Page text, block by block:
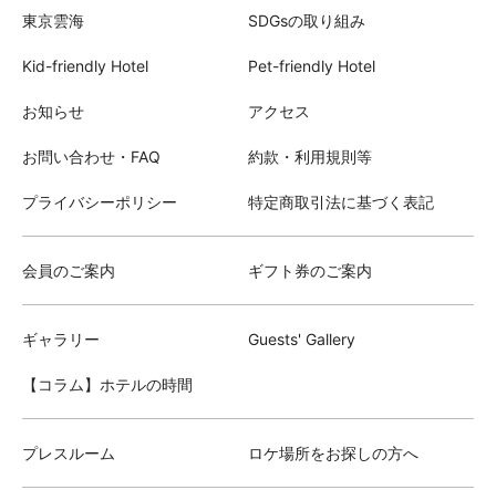
東京雲海 SDGsの取り組み
Kid-friendly Hotel Pet-friendly Hotel
お知らせ アクセス
お問い合わせ・FAQ 約款・利用規則等
プライバシーポリシー 特定商取引法に基づく表記
会員のご案内 ギフト券のご案内
ギャラリー Guests' Gallery
【コラム】ホテルの時間
プレスルーム ロケ場所をお探しの方へ